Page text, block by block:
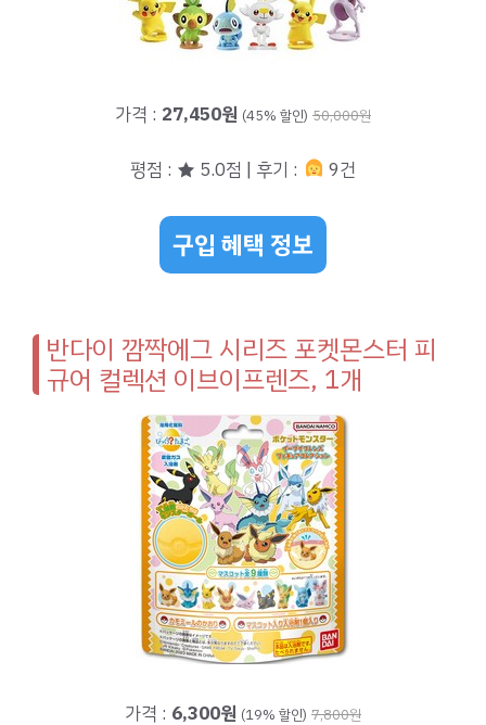
가격 : 27,450원 (45% 할인) 50,000원
평점 : ★ 5.0점 | 후기 : 9건
구입 혜택 정보
반다이 깜짝에그 시리즈 포켓몬스터 피
규어 컬렉션 이브이프렌즈, 1개
가격 : 6,300원 (19% 할인) 7,800원